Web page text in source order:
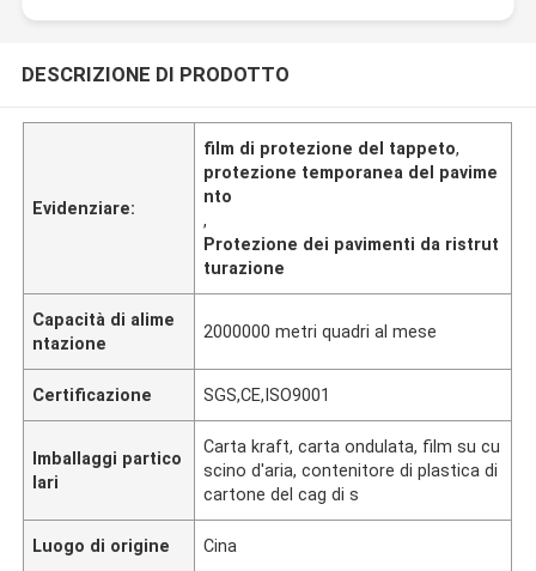
DESCRIZIONE DI PRODOTTO
Evidenziare:
film di protezione del tappeto,
protezione temporanea del pavime
nto
,
Protezione dei pavimenti da ristrut
turazione
Capacità di alime
ntazione
2000000 metri quadri al mese
Certificazione SGS,CE,ISO9001
Imballaggi partico
lari
Carta kraft, carta ondulata, film su cu
scino d'aria, contenitore di plastica di
cartone del cag di s
Luogo di origine Cina